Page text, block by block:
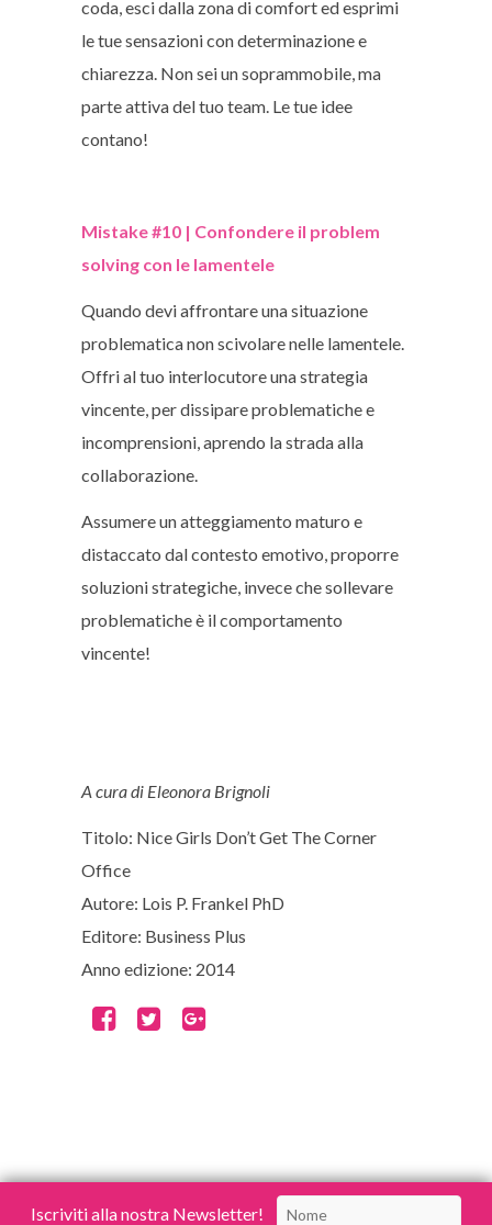
coda, esci dalla zona di comfort ed esprimi
le tue sensazioni con determinazione e
chiarezza. Non sei un soprammobile, ma
parte attiva del tuo team. Le tue idee
contano!
Mistake #10 | Confondere il problem
solving con le lamentele
Quando devi affrontare una situazione
problematica non scivolare nelle lamentele.
Offri al tuo interlocutore una strategia
vincente, per dissipare problematiche e
incomprensioni, aprendo la strada alla
collaborazione.
Assumere un atteggiamento maturo e
distaccato dal contesto emotivo, proporre
soluzioni strategiche, invece che sollevare
problematiche è il comportamento
vincente!
A cura di Eleonora Brignoli
Titolo: Nice Girls Don’t Get The Corner
Office
Autore: Lois P. Frankel PhD
Editore: Business Plus
Anno edizione: 2014
Iscriviti alla nostra Newsletter!